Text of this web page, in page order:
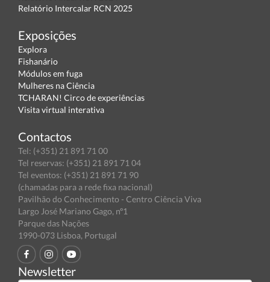
Relatório Intercalar RCN 2025
Exposições
Explora
Fishanário
Módulos em fuga
Mulheres na Ciência
TCHARAN! Circo de experiências
Visita virtual interativa
Contactos
Tel: (+351) 21 891 71 00
Tel reservas: (+351) 21 891 71 04
Tel eventos: (+351) 21 891 71 90
(chamadas para a rede fixa nacional)
Pavilhão do Conhecimento - Centro Ciência Viva
Largo José Mariano Gago, nº1
Parque das Nações
1990-073 Lisboa, Portugal
Newsletter